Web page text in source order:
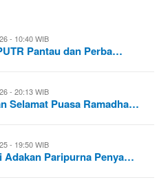
- 10:40 WIB
Pantau dan Perba…
- 20:13 WIB
Selamat Puasa Ramadha…
- 19:50 WIB
Adakan Paripurna Penya…